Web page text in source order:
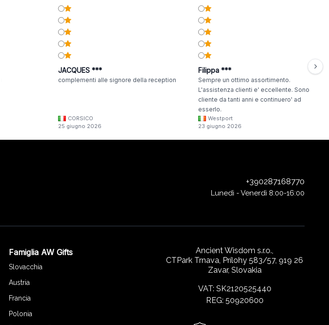
JACQUES ***
complementi alle signore della reception
CORSICO
25 giugno 2026
Filippa ***
Sempre un ottimo assortimento.
L'assistenza clienti e' eccellente. Sono
cliente da tanti anni e continuero' ad
esserlo.
Westport
23 giugno 2026
+390287168770
Lunedì - Venerdì 8:00-16:00
Famiglia AW Gifts
Slovacchia
Austria
Francia
Polonia
Ancient Wisdom s.r.o.,
CTPark Trnava, Prílohy 583/57, 919 26
Zavar, Slovakia
VAT: SK2120525440
REG: 50920600